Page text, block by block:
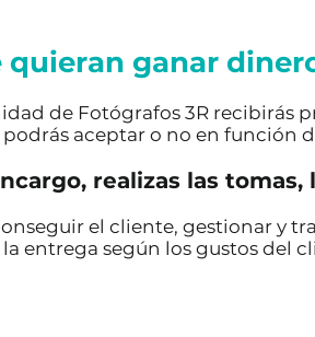
quieran ganar
de Fotógrafos 3R recibirás
aceptar o no en función
realizas las tomas,
el cliente, gestionar y
entrega según los gustos del